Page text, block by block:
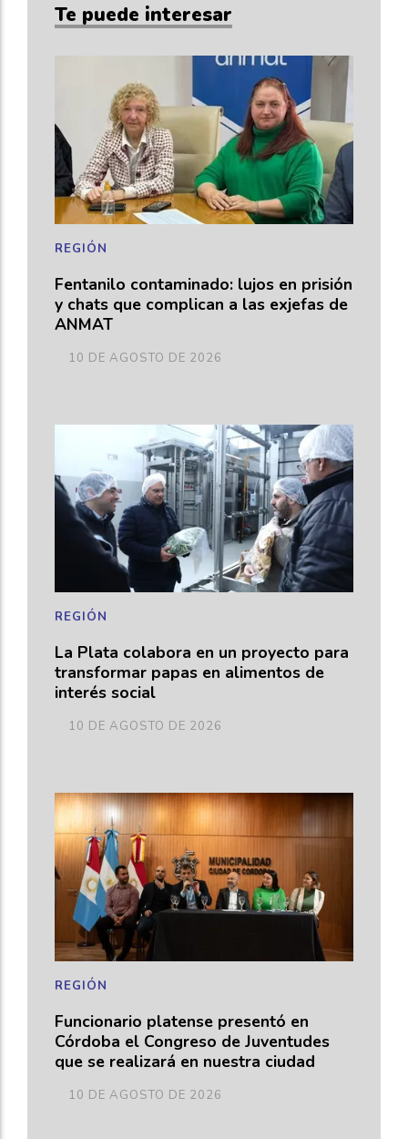
Te puede interesar
Fentanilo contaminado: lujos en prisión
y chats que complican a las exjefas de
ANMAT
REGIÓN
10 DE AGOSTO DE 2026
La Plata colabora en un proyecto para
transformar papas en alimentos de
interés social
REGIÓN
10 DE AGOSTO DE 2026
Funcionario platense presentó en
Córdoba el Congreso de Juventudes
que se realizará en nuestra ciudad
REGIÓN
10 DE AGOSTO DE 2026